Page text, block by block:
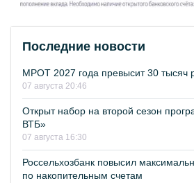
Последние новости
МРОТ 2027 года превысит 30 тысяч
07 августа 20:46
Открыт набор на второй сезон
ВТБ»
07 августа 16:30
Россельхозбанк повысил
по накопительным счетам